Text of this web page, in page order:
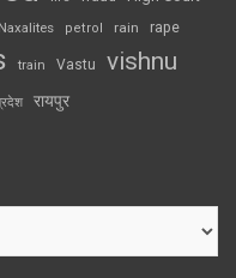
Naxalites petrol rain rape
train Vastu vishnu
रायपुर